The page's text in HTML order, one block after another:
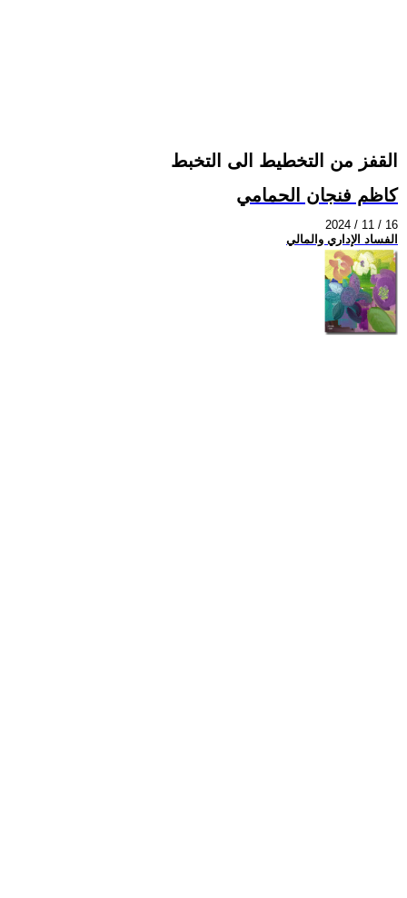
القفز من التخطيط الى التخبط
كاظم فنجان الحمامي
2024 / 11 / 16
الفساد الإداري والمالي